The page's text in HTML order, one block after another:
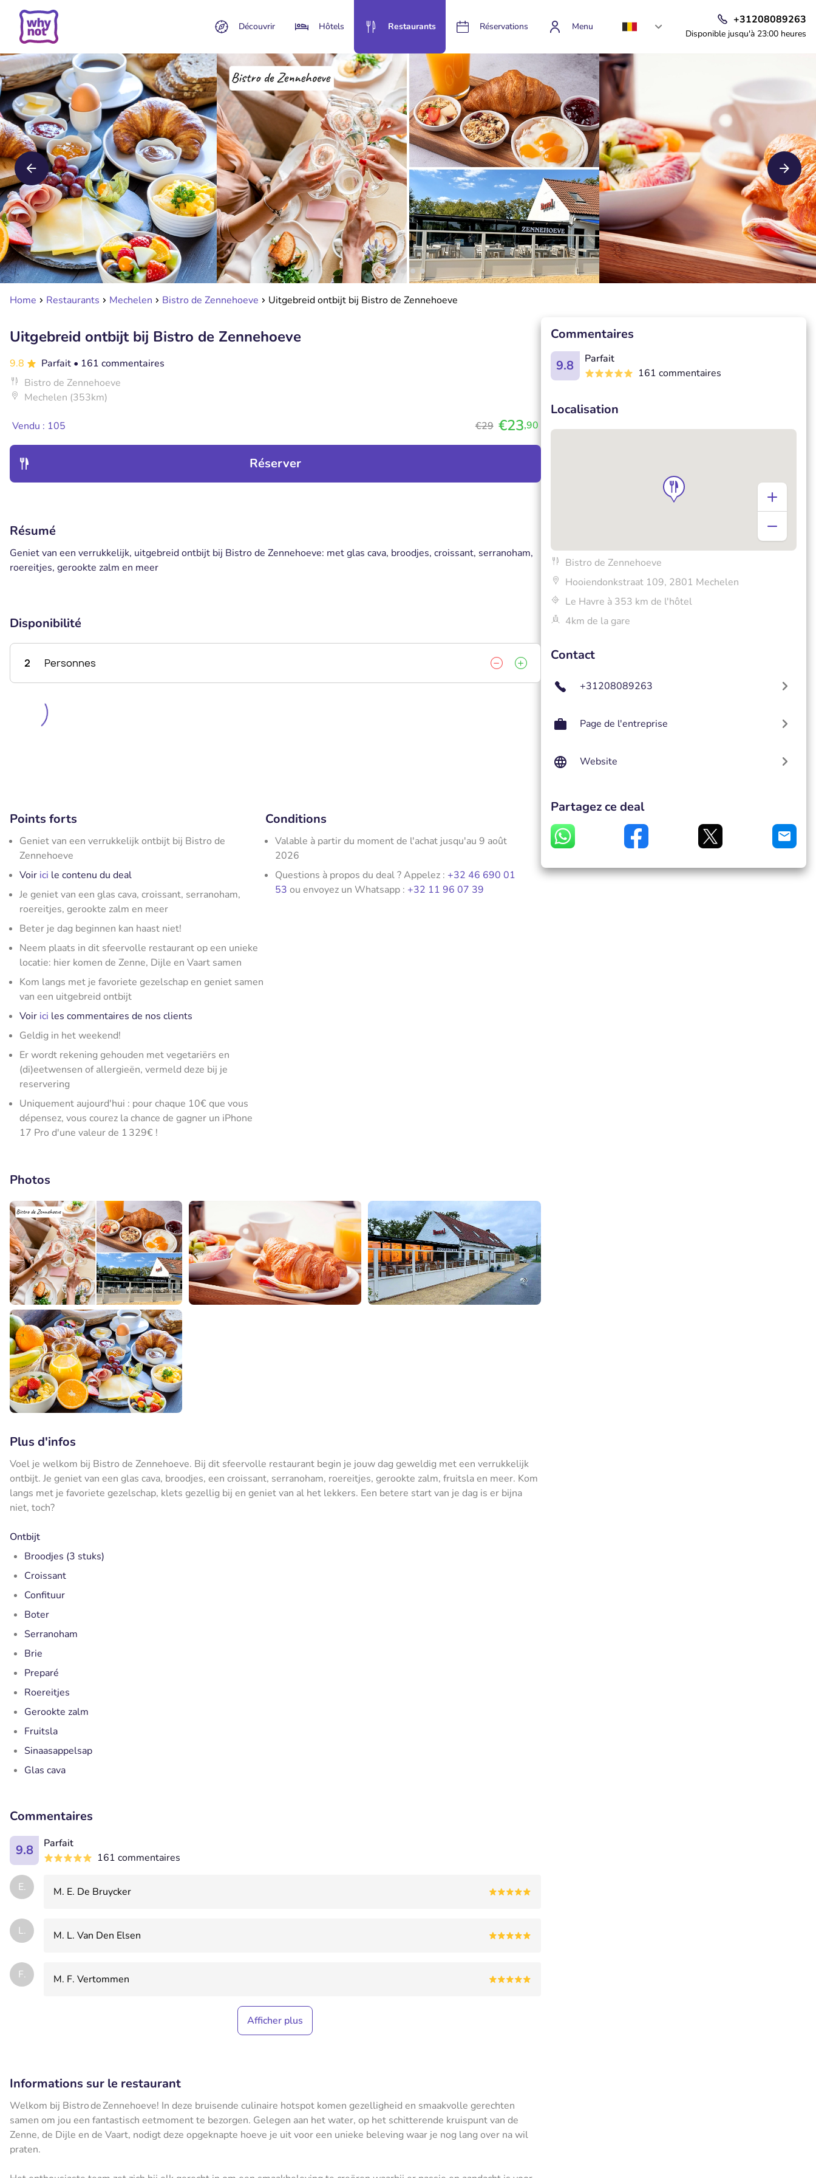
Découvrir Hôtels Restaurants Réservations Menu
+31208089263
Disponible jusqu'à 23:00 heures
Home Restaurants Mechelen Bistro de Zennehoeve Uitgebreid ontbijt bij Bistro de Zennehoeve
Uitgebreid ontbijt bij Bistro de Zennehoeve
9.8 Parfait • 161 commentaires
Bistro de Zennehoeve
Mechelen (353km)
Vendu : 105 €29 €23,90
Réserver
Résumé
Geniet van een verrukkelijk, uitgebreid ontbijt bij Bistro de Zennehoeve: met glas cava, broodjes, croissant, serranoham,
roereitjes, gerookte zalm en meer
Disponibilité
2 Personnes
Points forts
Geniet van een verrukkelijk ontbijt bij Bistro de
Zennehoeve
Voir ici le contenu du deal
Je geniet van een glas cava, croissant, serranoham,
roereitjes, gerookte zalm en meer
Beter je dag beginnen kan haast niet!
Neem plaats in dit sfeervolle restaurant op een unieke
locatie: hier komen de Zenne, Dijle en Vaart samen
Kom langs met je favoriete gezelschap en geniet samen
van een uitgebreid ontbijt
Voir ici les commentaires de nos clients
Geldig in het weekend!
Er wordt rekening gehouden met vegetariërs en
(di)eetwensen of allergieën, vermeld deze bij je
reservering
Uniquement aujourd'hui : pour chaque 10€ que vous
dépensez, vous courez la chance de gagner un iPhone
17 Pro d'une valeur de 1 329€ !
Conditions
Valable à partir du moment de l'achat jusqu'au 9 août
2026
Questions à propos du deal ? Appelez : +32 46 690 01
53 ou envoyez un Whatsapp : +32 11 96 07 39
Photos
Plus d'infos
Voel je welkom bij Bistro de Zennehoeve. Bij dit sfeervolle restaurant begin je jouw dag geweldig met een verrukkelijk
ontbijt. Je geniet van een glas cava, broodjes, een croissant, serranoham, roereitjes, gerookte zalm, fruitsla en meer. Kom
langs met je favoriete gezelschap, klets gezellig bij en geniet van al het lekkers. Een betere start van je dag is er bijna
niet, toch?
Ontbijt
Broodjes (3 stuks)
Croissant
Confituur
Boter
Serranoham
Brie
Preparé
Roereitjes
Gerookte zalm
Fruitsla
Sinaasappelsap
Glas cava
Commentaires
9.8
Parfait
161 commentaires
E. M. E. De Bruycker
L. M. L. Van Den Elsen
F. M. F. Vertommen
Afficher plus
Informations sur le restaurant
Welkom bij Bistro de Zennehoeve! In deze bruisende culinaire hotspot komen gezelligheid en smaakvolle gerechten
samen om jou een fantastisch eetmoment te bezorgen. Gelegen aan het water, op het schitterende kruispunt van de
Zenne, de Dijle en de Vaart, nodigt deze opgeknapte hoeve je uit voor een unieke beleving waar je nog lang over na wil
praten.
Commentaires
9.8
Parfait
161 commentaires
Localisation
Bistro de Zennehoeve
Hooiendonkstraat 109, 2801 Mechelen
Le Havre à 353 km de l'hôtel
4km de la gare
Contact
+31208089263
Page de l'entreprise
Website
Partagez ce deal